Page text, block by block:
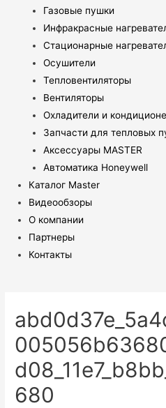
Газовые пушки
Инфракрасные
Стационарные
Осушители
Тепловентиляторы
Вентиляторы
Охладители и
Запчасти для тепловых
Аксессуары MASTER
Автоматика Honeywell
Каталог Master
Видеообзоры
О компании
Партнеры
Контакты
680